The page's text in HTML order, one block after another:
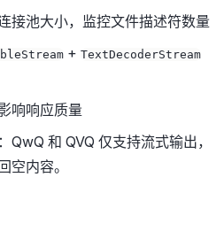
接池大小，监控文件描述符数量
+ TextDecoderStream
响响应质量
：QwQ 和 QVQ 仅支持流式输出，
空内容。